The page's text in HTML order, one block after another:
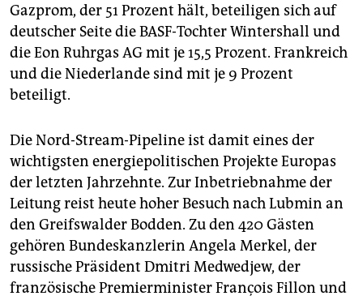
Gazprom, der 51 Prozent hält, beteiligen sich auf
deutscher Seite die BASF-Tochter Wintershall und
die Eon Ruhrgas AG mit je 15,5 Prozent. Frankreich
und die Niederlande sind mit je 9 Prozent
beteiligt.
Die Nord-Stream-Pipeline ist damit eines der
wichtigsten energiepolitischen Projekte Europas
der letzten Jahrzehnte. Zur Inbetriebnahme der
Leitung reist heute hoher Besuch nach Lubmin an
den Greifswalder Bodden. Zu den 420 Gästen
gehören Bundeskanzlerin Angela Merkel, der
russische Präsident Dmitri Medwedjew, der
französische Premierminister François Fillon und